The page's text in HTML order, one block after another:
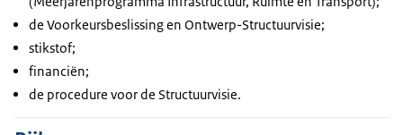
de Voorkeursbeslissing en Ontwerp-Structuurvisie;
stikstof;
financiën;
de procedure voor de Structuurvisie.